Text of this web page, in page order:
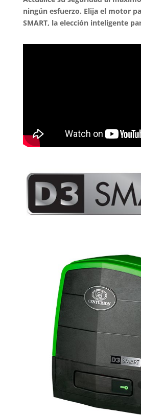
ningún esfuerzo. Elija el motor
SMART, la elección inteligente